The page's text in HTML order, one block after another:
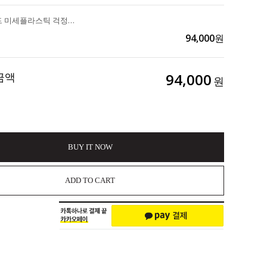
청정뉴질랜드 미세플라스틱 걱정 없는 안전한 프리미엄 소금 "뉴질랜드솔트 3종 선물세트" 102,000>>94,000
94,000원
액 94,000 원
BUY IT NOW
ADD TO CART